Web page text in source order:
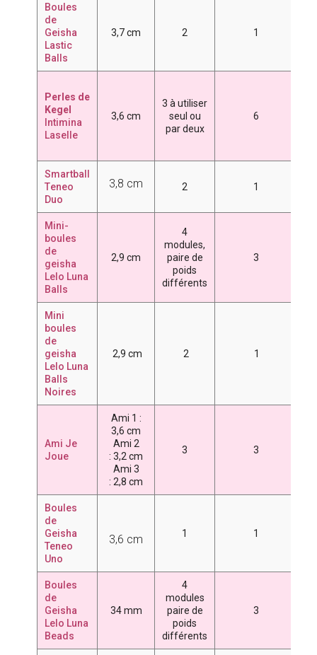
Boules
de
Geisha
Lastic
Balls
3,7 cm 2 1
Perles de
Kegel
Intimina
Laselle
3,6 cm
3 à utiliser
seul ou
par deux
6
Smartball
Teneo
Duo
3,8 cm 2 1
Mini-
boules
de
geisha
Lelo Luna
Balls
2,9 cm
4
modules,
paire de
poids
différents
3
Mini
boules
de
geisha
Lelo Luna
Balls
Noires
2,9 cm 2 1
Ami Je
Joue
Ami 1 :
3,6 cm
Ami 2
:3,2 cm
Ami 3
:2,8 cm
3 3
Boules
de
Geisha
Teneo
Uno
3,6 cm 1 1
Boules
de
Geisha
Lelo Luna
Beads
34 mm
4
modules
paire de
poids
différents
3